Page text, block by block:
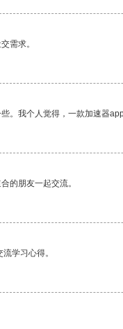
需求。
。我个人觉得，一款加速器
的朋友一起交流。
学习心得。